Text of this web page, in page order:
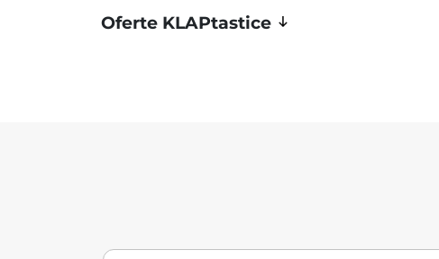
Oferte KLAPtastice